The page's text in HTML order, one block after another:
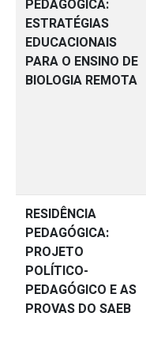
PEDAGÓGICA:
ESTRATÉGIAS
EDUCACIONAIS
PARA O ENSINO DE
BIOLOGIA REMOTA
RESIDÊNCIA
PEDAGÓGICA:
PROJETO
POLÍTICO-
PEDAGÓGICO E AS
PROVAS DO SAEB